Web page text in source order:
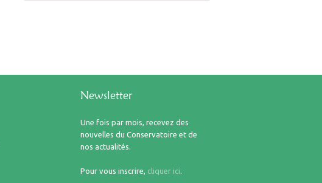
Newsletter
Une fois par mois, recevez des
nouvelles du Conservatoire et de
nos actualités.
Pour vous inscrire, cliquer ici